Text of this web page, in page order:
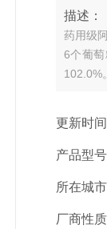
描述：
药用级
6个葡
102.0%。
更新时间
产品型号
所在城市
厂商性质